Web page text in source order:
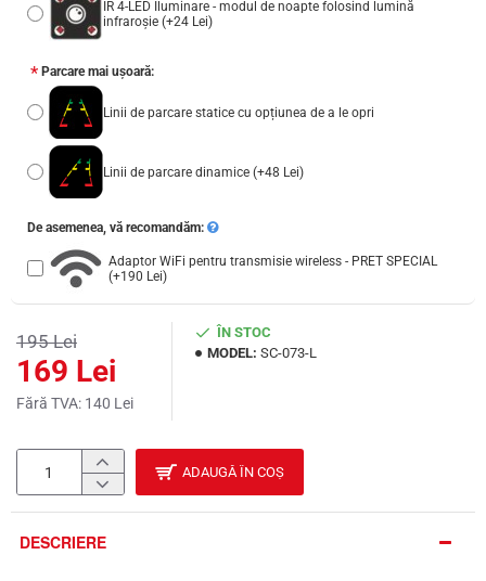
169 Lei
195 Lei
Fără TVA: 140 Lei
ÎN STOC
MODEL: SC-073-L
IR 4-LED Iluminare - modul de noapte folosind lumină
infraroșie (+24 Lei)
Parcare mai ușoară:
Linii de parcare statice cu opțiunea de a le opri
Linii de parcare dinamice (+48 Lei)
De asemenea, vă recomandăm:
Adaptor WiFi pentru transmisie wireless - PRET SPECIAL
(+190 Lei)
ADAUGĂ ÎN COȘ
DESCRIERE